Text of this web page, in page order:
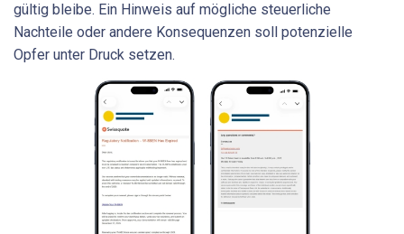
gültig bleibe. Ein Hinweis auf mögliche steuerliche
Nachteile oder andere Konsequenzen soll potenzielle
Opfer unter Druck setzen.